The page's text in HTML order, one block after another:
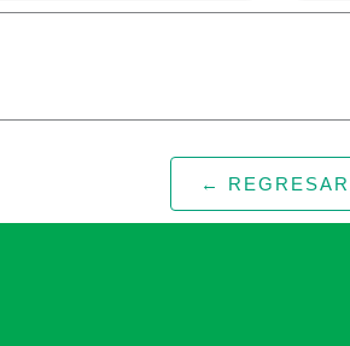
← REGRESAR